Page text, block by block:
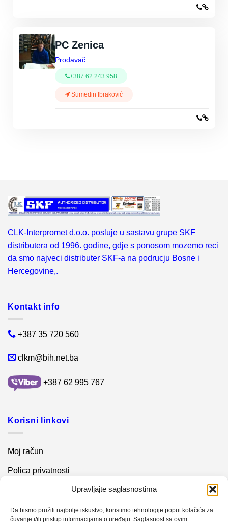
Upravljajte saglasnostima
Da bismo pružili najbolje iskustvo, koristimo tehnologije poput kolačića za
čuvanje i/ili pristup informacijama o uređaju. Saglasnost sa ovim
PC Zenica
Prodavač
+387 62 243 958
Sumedin Ibraković
CLK-Interpromet d.o.o. posluje u sastavu grupe SKF
distributera od 1996. godine, gdje s ponosom mozemo reci
da smo najveci distributer SKF-a na podrucju Bosne i
Hercegovine,.
Kontakt info
+387 35 720 560
clkm@bih.net.ba
+387 62 995 767
Korisni linkovi
Moj račun
Polica privatnosti
Kontakt info